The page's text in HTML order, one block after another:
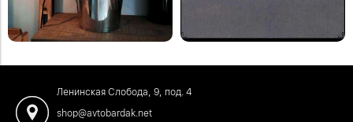
#деревяннаямебель
Ленинская Слобода, 9, под. 4
shop@avtobardak.net